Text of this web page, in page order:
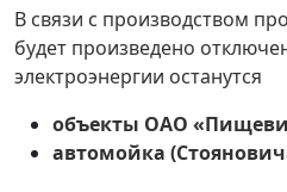
В связи с производством
будет произведено
электроэнергии останутся
объекты ОАО
автомойка